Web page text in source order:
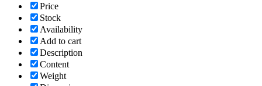
Price
Stock
Availability
Add to cart
Description
Content
Weight